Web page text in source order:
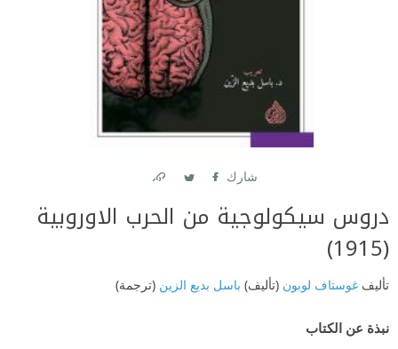
شارك
دروس سيكولوجية من الحرب الاوروبية
(1915)
تأليف غوستاف لوبون (تأليف) باسل بديع الزين (ترجمة)
نبذة عن الكتاب